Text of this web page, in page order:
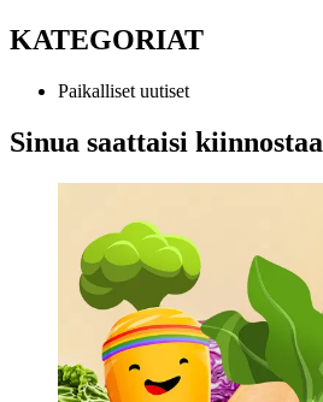
KATEGORIAT
Paikalliset uutiset
Sinua saattaisi kiinnostaa